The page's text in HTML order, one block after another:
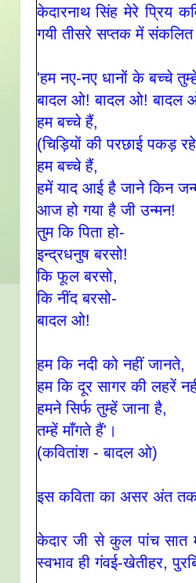
केदारनाथ सिंह मेरे प्रिय
गयी तीसरे सप्‍तक में
'हम नए-नए धानों के बच्चे
बादल ओ! बादल ओ! बादल
हम बच्चे हैं,
(चिड़ियों की परछाई पकड़
हम बच्चे हैं,
हमें याद आई है जाने किन
आज हो गया है जी उन्मन!
तुम कि पिता हो-
इन्द्रधनुष बरसो!
कि फूल बरसो,
कि नींद बरसो-
बादल ओ!
हम कि नदी को नहीं जानते,
हम कि दूर सागर की लहरें
हमने सिर्फ तुम्हें जाना है,
तम्हें माँगते हैं'।
(कवितांश - बादल ओ)
इस कविता का असर अंत
केदार जी से कुल पांच सात
स्‍वभाव ही गंवई-खेतीहर,